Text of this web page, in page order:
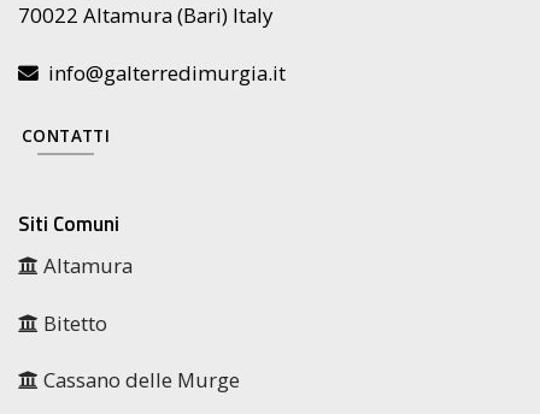
70022 Altamura (Bari) Italy
info@galterredimurgia.it
CONTATTI
Siti Comuni
Altamura
Bitetto
Cassano delle Murge